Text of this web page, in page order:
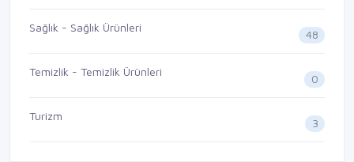
Sağlık - Sağlık Ürünleri
48
Temizlik - Temizlik Ürünleri
0
Turizm
3